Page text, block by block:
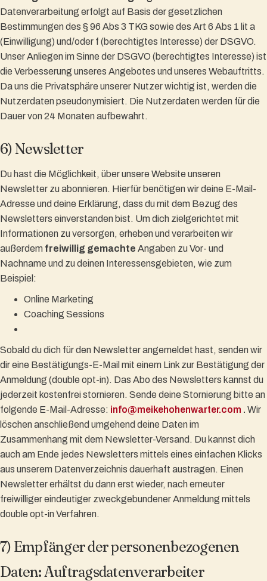
Datenverarbeitung erfolgt auf Basis der gesetzlichen
Bestimmungen des § 96 Abs 3 TKG sowie des Art 6 Abs 1 lit a
(Einwilligung) und/oder f (berechtigtes Interesse) der DSGVO.
Unser Anliegen im Sinne der DSGVO (berechtigtes Interesse) ist
die Verbesserung unseres Angebotes und unseres Webauftritts.
Da uns die Privatsphäre unserer Nutzer wichtig ist, werden die
Nutzerdaten pseudonymisiert. Die Nutzerdaten werden für die
Dauer von 24 Monaten aufbewahrt.
6) Newsletter
Du hast die Möglichkeit, über unsere Website unseren
Newsletter zu abonnieren. Hierfür benötigen wir deine E-Mail-
Adresse und deine Erklärung, dass du mit dem Bezug des
Newsletters einverstanden bist. Um dich zielgerichtet mit
Informationen zu versorgen, erheben und verarbeiten wir
außerdem freiwillig gemachte Angaben zu Vor- und
Nachname und zu deinen Interessensgebieten, wie zum
Beispiel:
Online Marketing
Coaching Sessions
Sobald du dich für den Newsletter angemeldet hast, senden wir
dir eine Bestätigungs-E-Mail mit einem Link zur Bestätigung der
Anmeldung (double opt-in). Das Abo des Newsletters kannst du
jederzeit kostenfrei stornieren. Sende deine Stornierung bitte an
folgende E-Mail-Adresse: info@meikehohenwarter.com . Wir
löschen anschließend umgehend deine Daten im
Zusammenhang mit dem Newsletter-Versand. Du kannst dich
auch am Ende jedes Newsletters mittels eines einfachen Klicks
aus unserem Datenverzeichnis dauerhaft austragen. Einen
Newsletter erhältst du dann erst wieder, nach erneuter
freiwilliger eindeutiger zweckgebundener Anmeldung mittels
double opt-in Verfahren.
7) Empfänger der personenbezogenen
Daten: Auftragsdatenverarbeiter